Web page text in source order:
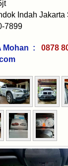
Indah Jakarta
7899
Mohan :
0878